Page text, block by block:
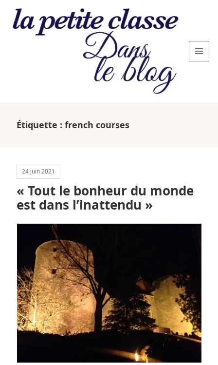
petite
classe
Étiquette :french courses
24 juin 2021
« Tout le bonheur du monde
est dans l’inattendu »